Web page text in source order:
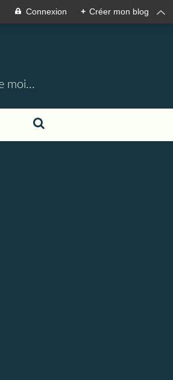
Connexion + Créer mon blog
moi...